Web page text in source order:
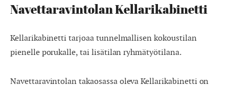
Navettaravintolan Kellarikabinetti
Kellarikabinetti tarjoaa tunnelmallisen kokoustilan
pienelle porukalle, tai lisätilan ryhmätyötilana.
Navettaravintolan takaosassa oleva Kellarikabinetti on